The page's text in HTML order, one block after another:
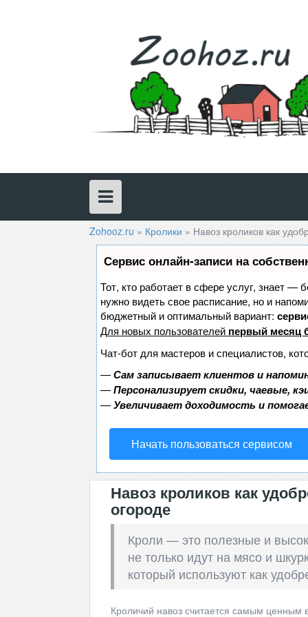
Zohooz.ru » Кролики » Навоз кроликов как
Сервис онлайн-записи на
Тот, кто работает в сфере услуг, знает —
нужно видеть свое расписание, но и
бюджетный и оптимальный вариант:
Для новых пользователей первый месяц
Чат-бот для мастеров и специалистов,
—Сам записывает клиентов и
—Персонализирует скидки, чаевые,
—Увеличивает доходимость и
Начать пользоваться сервисом
Навоз кроликов как
огороде
Кроли — это полезные и
не только идут на мясо и
который используют как
Кроличий навоз считается самым